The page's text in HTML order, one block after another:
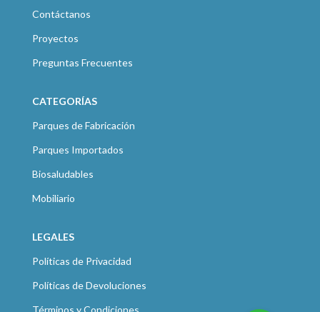
Contáctanos
Proyectos
Preguntas Frecuentes
CATEGORÍAS
Parques de Fabricación
Parques Importados
Biosaludables
Mobiliario
LEGALES
Políticas de Privacidad
Políticas de Devoluciones